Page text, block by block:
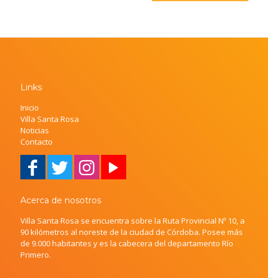
Links
Inicio
Villa Santa Rosa
Noticias
Contacto
Acerca de nosotros
Villa Santa Rosa se encuentra sobre la Ruta Provincial Nº 10, a
90 kilómetros al noreste de la ciudad de Córdoba. Posee más
de 9.000 habitantes y es la cabecera del departamento Río
Primero.